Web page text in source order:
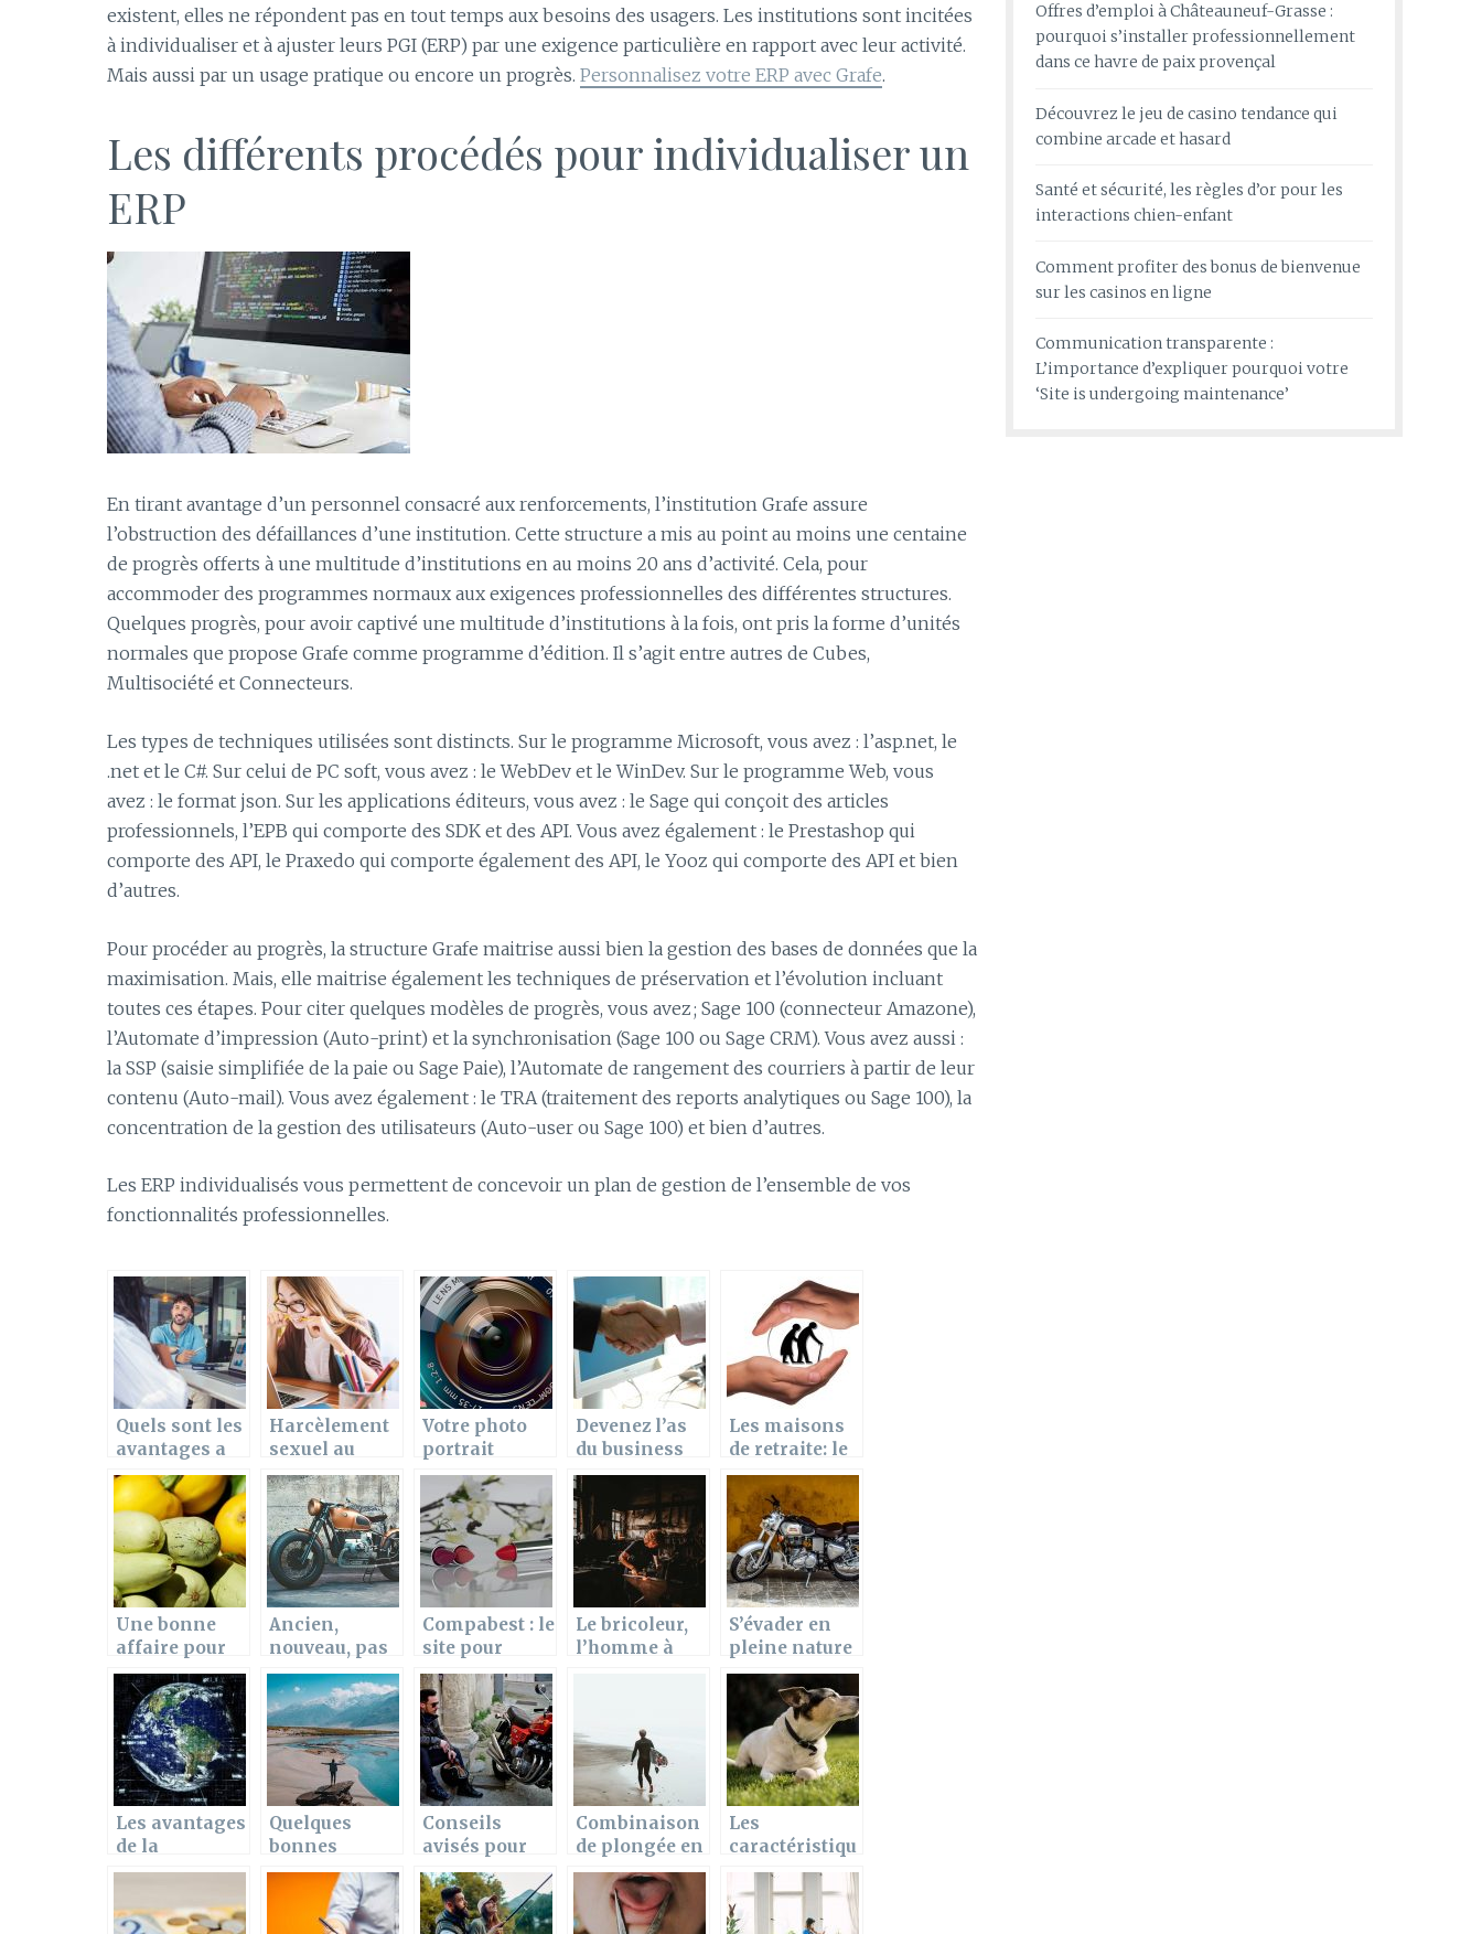
existent, elles ne répondent pas en tout temps aux besoins des usagers. Les institutions sont incitées
à individualiser et à ajuster leurs PGI (ERP) par une exigence particulière en rapport avec leur activité.
Mais aussi par un usage pratique ou encore un progrès. Personnalisez votre ERP avec Grafe.
Les différents procédés pour individualiser un
ERP
En tirant avantage d’un personnel consacré aux renforcements, l’institution Grafe assure
l’obstruction des défaillances d’une institution. Cette structure a mis au point au moins une centaine
de progrès offerts à une multitude d’institutions en au moins 20 ans d’activité. Cela, pour
accommoder des programmes normaux aux exigences professionnelles des différentes structures.
Quelques progrès, pour avoir captivé une multitude d’institutions à la fois, ont pris la forme d’unités
normales que propose Grafe comme programme d’édition. Il s’agit entre autres de Cubes,
Multisociété et Connecteurs.
Les types de techniques utilisées sont distincts. Sur le programme Microsoft, vous avez : l’asp.net, le
.net et le C#. Sur celui de PC soft, vous avez : le WebDev et le WinDev. Sur le programme Web, vous
avez : le format json. Sur les applications éditeurs, vous avez : le Sage qui conçoit des articles
professionnels, l’EPB qui comporte des SDK et des API. Vous avez également : le Prestashop qui
comporte des API, le Praxedo qui comporte également des API, le Yooz qui comporte des API et bien
d’autres.
Pour procéder au progrès, la structure Grafe maitrise aussi bien la gestion des bases de données que la
maximisation. Mais, elle maitrise également les techniques de préservation et l’évolution incluant
toutes ces étapes. Pour citer quelques modèles de progrès, vous avez ; Sage 100 (connecteur Amazone),
l’Automate d’impression (Auto-print) et la synchronisation (Sage 100 ou Sage CRM). Vous avez aussi :
la SSP (saisie simplifiée de la paie ou Sage Paie), l’Automate de rangement des courriers à partir de leur
contenu (Auto-mail). Vous avez également : le TRA (traitement des reports analytiques ou Sage 100), la
concentration de la gestion des utilisateurs (Auto-user ou Sage 100) et bien d’autres.
Les ERP individualisés vous permettent de concevoir un plan de gestion de l’ensemble de vos
fonctionnalités professionnelles.
Quels sont les
avantages a
engager une
agence de
publicite ?
Harcèlement
sexuel au
travail
Votre photo
portrait
corporate par
un
photographe
de bain de
soleil
Devenez l’as
du business
en sachant
quel type
d’entreprise
créer
Les maisons
de retraite: le
désespoir du
3e âge
Une bonne
affaire pour
rendre service
aux gens en
2020
Ancien,
nouveau, pas
si
contradictoire
que ça
Compabest : le
site pour
trouver les
meilleurs
produits de
beauté
Le bricoleur,
l’homme à
S’évader en
pleine nature
sans souci
Les avantages
de la
mondialisatio
Quelques
bonnes
raisons de
voyager
Conseils
avisés pour
sélectionner
un
équipement
Combinaison
de plongée en
néoprène et
ses propriétés
Les
caractéristiqu
es du Jack
Russell
Terrier
Offres d’emploi à Châteauneuf-Grasse :
pourquoi s’installer professionnellement
dans ce havre de paix provençal
Découvrez le jeu de casino tendance qui
combine arcade et hasard
Santé et sécurité, les règles d’or pour les
interactions chien-enfant
Comment profiter des bonus de bienvenue
sur les casinos en ligne
Communication transparente :
L’importance d’expliquer pourquoi votre
‘Site is undergoing maintenance’